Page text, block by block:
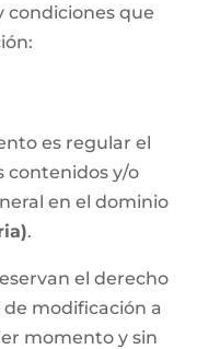
condiciones que
es regular el
contenidos y/o
en el dominio
.
el derecho
modificación a
momento y sin